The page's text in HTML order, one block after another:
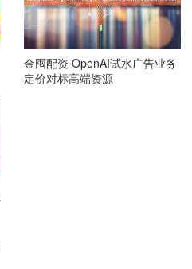
金囤配资 OpenAI试水广告业务
定价对标高端资源